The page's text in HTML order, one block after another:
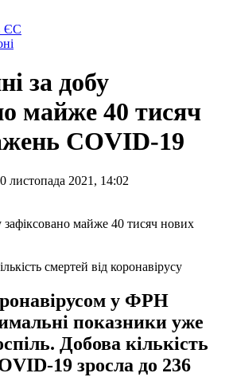
ЄС
за добу
майже 40 тисяч
COVID-19
листопада 2021, 14:02
смертей від коронавірусу
у ФРН
показники уже
Добова кількість
19 зросла до 236